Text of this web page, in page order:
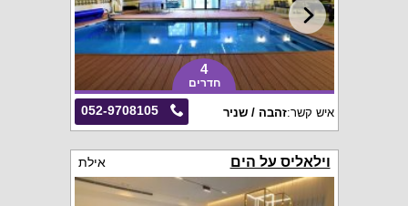
4
חדרים
052-9708105 איש קשר:זהבה / שניר
וילאליס על הים אילת